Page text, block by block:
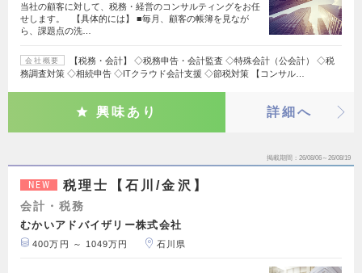
当社の顧客に対して、税務・経営のコンサルティングをお任
せします。 【具体的には】 ■毎月、顧客の帳簿を見なが
ら、課題点の洗…
会社概要
【税務・会計】 ◇税務申告・会計監査 ◇特殊会計（公会計） ◇税
務調査対策 ◇相続申告 ◇ITクラウド会計支援 ◇節税対策 【コンサル…
興味あり 詳細へ
掲載期間 26/08/06～26/08/19
NEW 税理士【石川/金沢】
会計・税務
むかいアドバイザリー株式会社
400万円 ～ 1049万円 石川県